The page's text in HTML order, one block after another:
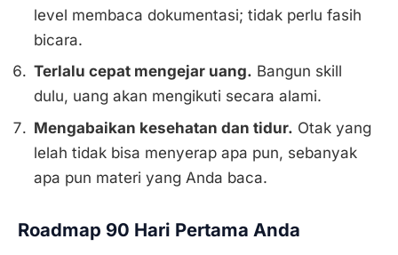
level membaca dokumentasi; tidak perlu fasih
bicara.
Terlalu cepat mengejar uang. Bangun skill
dulu, uang akan mengikuti secara alami.
Mengabaikan kesehatan dan tidur. Otak yang
lelah tidak bisa menyerap apa pun, sebanyak
apa pun materi yang Anda baca.
Roadmap 90 Hari Pertama Anda